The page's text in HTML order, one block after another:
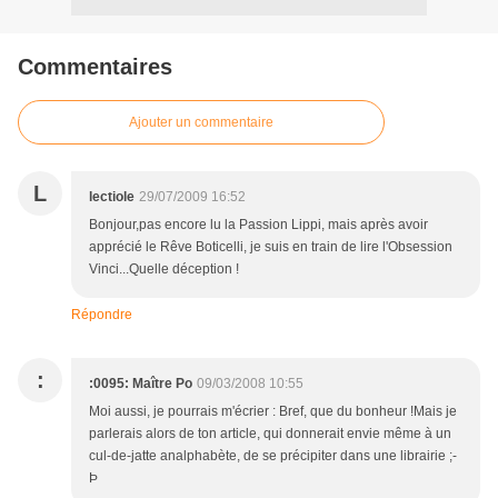
Commentaires
Ajouter un commentaire
L lectiole 29/07/2009 16:52
Bonjour,pas encore lu la Passion Lippi, mais après avoir
apprécié le Rêve Boticelli, je suis en train de lire l'Obsession
Vinci...Quelle déception !
Répondre
: :0095: Maître Po 09/03/2008 10:55
Moi aussi, je pourrais m'écrier : Bref, que du bonheur !Mais je
parlerais alors de ton article, qui donnerait envie même à un
cul-de-jatte analphabète, de se précipiter dans une librairie ;-
Þ